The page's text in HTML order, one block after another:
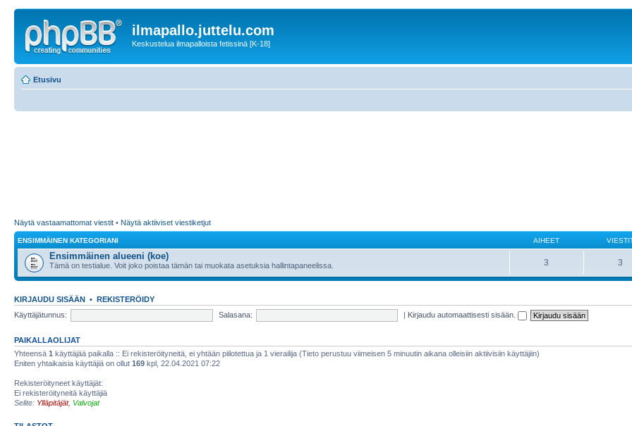
ilmapallo.juttelu.com
Keskustelua ilmapalloista fetissinä [K-18]
Etusivu
Näytä vastaamattomat viestit • Näytä aktiiviset viestiketjut
ENSIMMÄINEN KATEGORIANI AIHEET
Ensimmäinen alueeni (koe)
Tämä on testialue. Voit joko poistaa tämän tai muokata asetuksia hallintapaneelissa. 3 3
KIRJAUDU SISÄÄN • REKISTERÖIDY
Käyttäjätunnus:
Salasana: | Kirjaudu automaattisesti sisään.
PAIKALLAOLIJAT
Yhteensä 1 käyttäjää paikalla :: Ei rekisteröityneitä, ei yhtään piilotettua ja 1 vierailija (Tieto perustuu viimeisen 5 minuutin aikana olleisiin aktiivisiin käyttäjiin)
Eniten yhtaikaisia käyttäjiä on ollut 169 kpl, 22.04.2021 07:22
Rekisteröityneet käyttäjät:
Ei rekisteröityneitä käyttäjiä
Selite: Ylläpitäjät, Valvojat